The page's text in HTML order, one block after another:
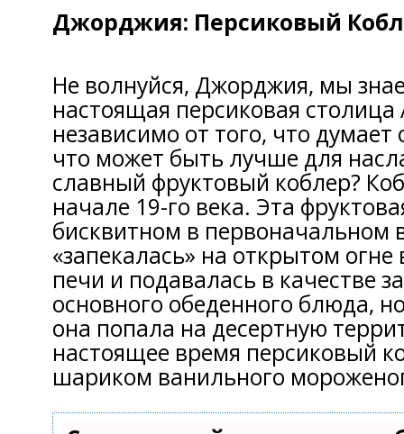
Джорджия: Персиковый
Не волнуйся, Джорджия, мы
настоящая персиковая
независимо от того, что
что может быть лучше для
славный фруктовый коблер?
начале 19-го века. Эта
бисквитном в первоначальном
«запекалась» на открытом огне
печи и подавалась в качестве
основного обеденного блюда,
она попала на десертную
настоящее время персиковый
шариком ванильного